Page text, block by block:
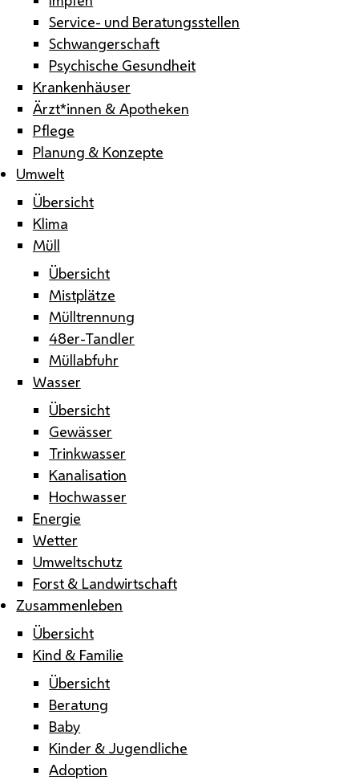
Service- und Beratungsstellen
Schwangerschaft
Psychische Gesundheit
Krankenhäuser
Ärzt*innen & Apotheken
Pflege
Planung & Konzepte
Umwelt
Übersicht
Klima
Müll
Übersicht
Mistplätze
Mülltrennung
48er-Tandler
Müllabfuhr
Wasser
Übersicht
Gewässer
Trinkwasser
Kanalisation
Hochwasser
Energie
Wetter
Umweltschutz
Forst & Landwirtschaft
Zusammenleben
Übersicht
Kind & Familie
Übersicht
Beratung
Baby
Kinder & Jugendliche
Adoption